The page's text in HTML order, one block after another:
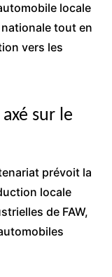
locale
tout en
vers les
sur le
prévoit la
locale
de FAW,